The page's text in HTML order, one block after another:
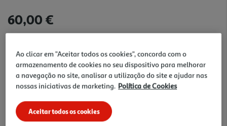
60,00 €
Disponibilidade na loja: Auchan Amadora
Ao clicar em "Aceitar todos os cookies", concorda com o
armazenamento de cookies no seu dispositivo para melhorar
a navegação no site, analisar a utilização do site e ajudar nas
nossas iniciativas de marketing. Política de Cookies
Aceitar todos os cookies